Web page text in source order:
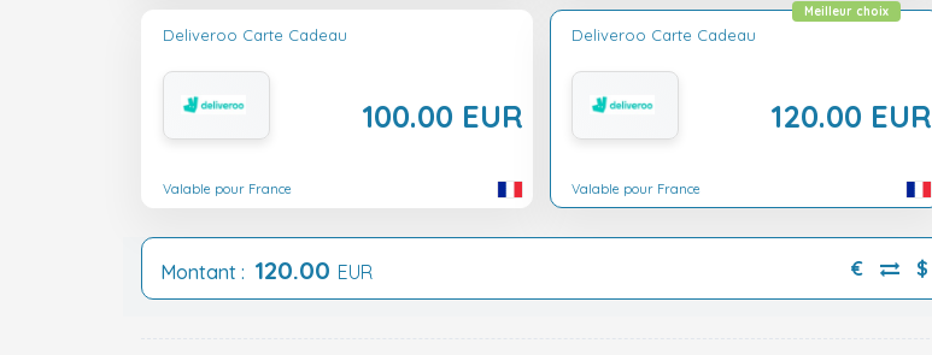
Deliveroo Carte Cadeau
100.00 EUR
Valable pour France
Deliveroo Carte Cadeau
120.00 EUR
Meilleur choix
Valable pour France
Montant : 120.00 EUR € $